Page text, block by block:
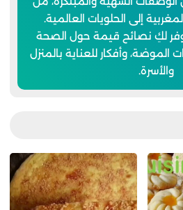
إلى الحلويات العالمية.
لكِ نصائح قيمة حول الصحة
وأفكار للعناية بالمنزل
والأسرة.